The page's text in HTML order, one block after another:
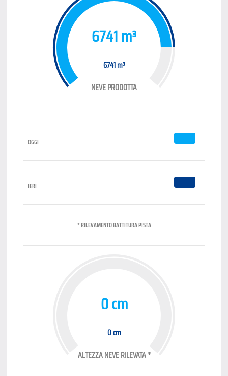
NEVE PRODOTTA
6741 m³
6741 m³
OGGI
IERI
* RILEVAMENTO BATTITURA PISTA
ALTEZZA NEVE RILEVATA *
0 cm
0 cm